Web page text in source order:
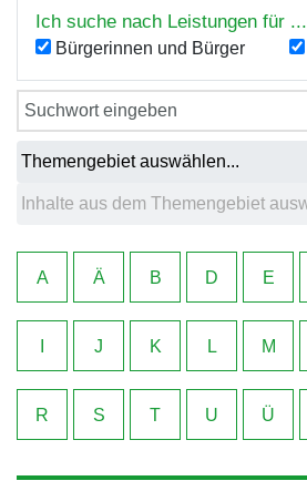
Ich suche nach Leistungen für ...
Bürgerinnen und Bürger
A Ä B D E
J K L M
R S T U Ü